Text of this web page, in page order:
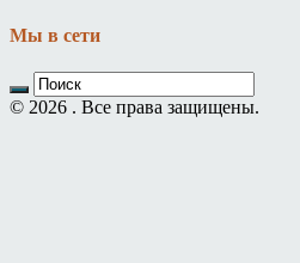
Мы в сети
© 2026 . Все права защищены.